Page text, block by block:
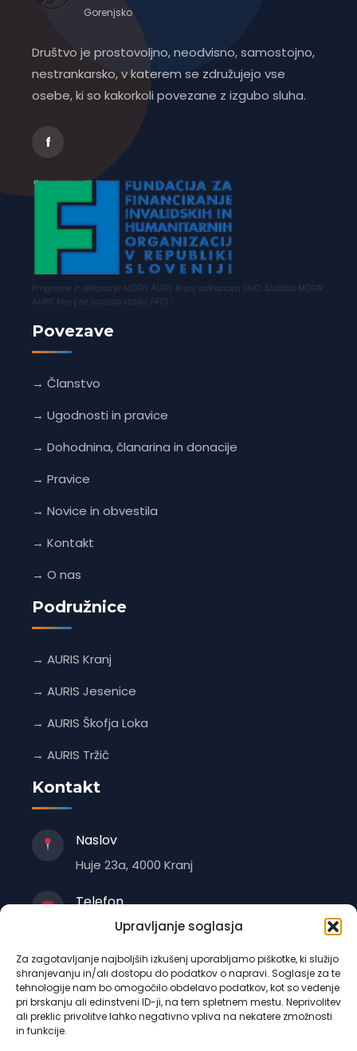
Upravljanje soglasja
Za zagotavljanje najboljših izkušenj uporabljamo piškotke, ki služijo
shranjevanju in/ali dostopu do podatkov o napravi. Soglasje za te
tehnologije nam bo omogočilo obdelavo podatkov, kot so vedenje
pri brskanju ali edinstveni ID-ji, na tem spletnem mestu. Neprivolitev
ali preklic privolitve lahko negativno vpliva na nekatere zmožnosti
in funkcije.
Gorenjsko
Društvo je prostovoljno, neodvisno, samostojno,
nestrankarsko, v katerem se združujejo vse
osebe, ki so kakorkoli povezane z izgubo sluha.
f
Programe in delovanje MDGN AURIS Kranj sofinancira FIHO. Stališča MDGN
AURIS Kranj ne izražajo stališč FIHO.”
Povezave
→ Članstvo
→ Ugodnosti in pravice
→ Dohodnina, članarina in donacije
→ Pravice
→ Novice in obvestila
→ Kontakt
→ O nas
Podružnice
→ AURIS Kranj
→ AURIS Jesenice
→ AURIS Škofja Loka
→ AURIS Tržič
Kontakt
Naslov
Huje 23a, 4000 Kranj
Telefon
+386 4 235 1470
E-pošta
info@auris.si
Delovni čas